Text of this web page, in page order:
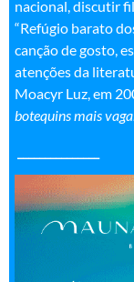
nacional, discutir
“Refúgio barato
canção de gosto,
atenções da
Moacyr Luz, em
botequins mais